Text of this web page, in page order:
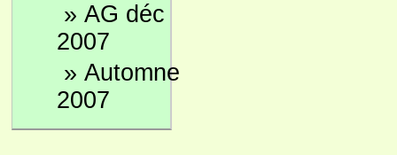
» AG déc
2007
» Automne
2007